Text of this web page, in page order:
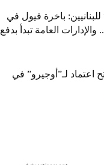
باخرة فيول في
العامة تبدأ بدفع
اعتماد لـ”أوجيرو” في